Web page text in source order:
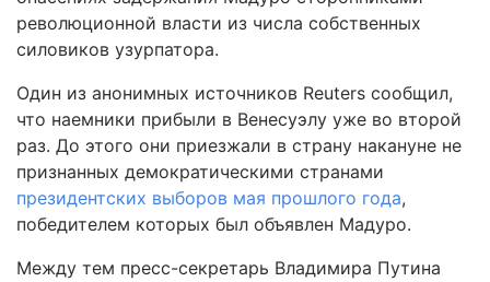
революционной власти из числа собственных
силовиков узурпатора.
Один из анонимных источников Reuters сообщил,
что наемники прибыли в Венесуэлу уже во второй
раз. До этого они приезжали в страну накануне не
признанных демократическими странами
президентских выборов мая прошлого года,
победителем которых был объявлен Мадуро.
Между тем пресс-секретарь Владимира Путина